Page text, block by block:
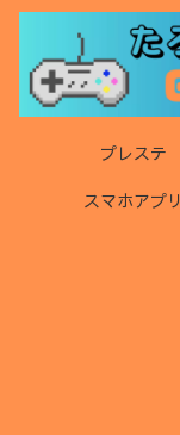
プレステ
スマホアプリ